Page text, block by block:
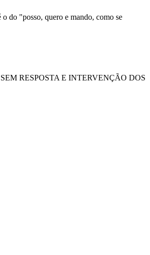
do "posso, quero e mando, como se
RESPOSTA E INTERVENÇÃO DOS